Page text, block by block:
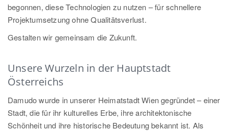
begonnen, diese Technologien zu nutzen – für schnellere
Projektumsetzung ohne Qualitätsverlust.
Gestalten wir gemeinsam die Zukunft.
Unsere Wurzeln in der Hauptstadt
Österreichs
Damudo wurde in unserer Heimatstadt Wien gegründet – einer
Stadt, die für ihr kulturelles Erbe, ihre architektonische
Schönheit und ihre historische Bedeutung bekannt ist. Als